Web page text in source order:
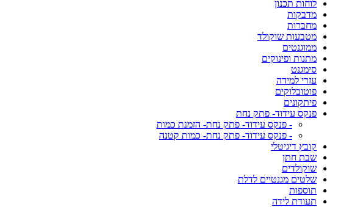
לוחות תכנון
מדבקות
מחברות
מטבעות שוקולד
ממוגנטים
מתנות ופינוקים
סימגנט
עזרי למידה
פוטובלוקים
פיתקונים
פנקס עידוד- פתק נחת
- פנקס עידוד- פתק נחת- הזמנת כמות
- פנקס עידוד- פתק נחת- כמות קטנה
קובץ דיגיטלי
שבת חתן
שוקולדים
שלטים מגנטיים לדלת
תוספות
תעודת לידה